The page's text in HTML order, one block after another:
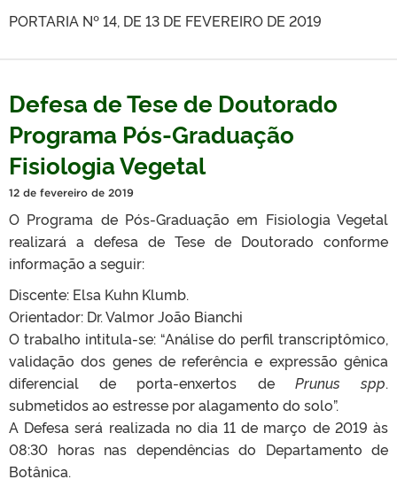
PORTARIA Nº 14, DE 13 DE FEVEREIRO DE 2019
Defesa de Tese de Doutorado
Programa Pós-Graduação
Fisiologia Vegetal
12 de fevereiro de 2019
O Programa de Pós-Graduação em Fisiologia Vegetal
realizará a defesa de Tese de Doutorado conforme
informação a seguir:
Discente: Elsa Kuhn Klumb.
Orientador: Dr. Valmor João Bianchi
O trabalho intitula-se: “Análise do perfil transcriptômico,
validação dos genes de referência e expressão gênica
diferencial de porta-enxertos dePrunus spp.
submetidos ao estresse por alagamento do solo”.
A Defesa será realizada no dia 11 de março de 2019 às
08:30 horas nas dependências do Departamento de
Botânica.